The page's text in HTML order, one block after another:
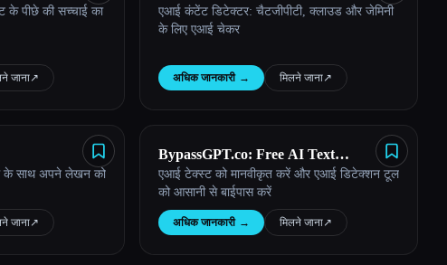
पीछे की सच्चाई का
जाना↗︎
एआई कंटेंट डिटेक्टर: चैटजीपीटी, क्लाउड और जेमिनी
के लिए एआई चेकर
अधिक जानकारी → मिलने जाना↗︎
के साथ अपने लेखन को
जाना↗︎
BypassGPT.co: Free AI Text
Humanizer
एआई टेक्स्ट को मानवीकृत करें और एआई डिटेक्शन टूल
को आसानी से बाईपास करें
अधिक जानकारी → मिलने जाना↗︎